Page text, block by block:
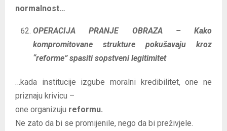
normalnost…
OPERACIJA PRANJE OBRAZA – Kako
kompromitovane strukture pokušavaju kroz
“reforme” spasiti sopstveni legitimitet
…kada institucije izgube moralni kredibilitet, one ne
priznaju krivicu –
one organizuju reformu.
Ne zato da bi se promijenile, nego da bi preživjele.